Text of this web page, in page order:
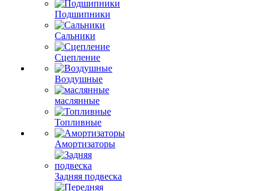
Подшипники
Сальники
Сцепление
Воздушные
маслянные
Топливные
Амортизаторы
Задняя подвеска